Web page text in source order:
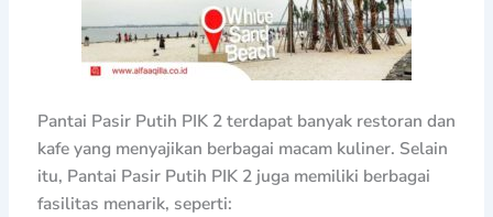
Pantai Pasir Putih PIK 2 terdapat banyak restoran dan
kafe yang menyajikan berbagai macam kuliner. Selain
itu, Pantai Pasir Putih PIK 2 juga memiliki berbagai
fasilitas menarik, seperti: